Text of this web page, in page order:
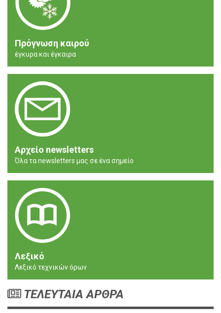
Πρόγνωση καιρού
έγκυρα και έγκαιρα
Αρχείο newsletters
Όλα τα newsletters μας σε ένα σημείο
Λεξικό
Λεξικό τεχνικών όρων
ΤΕΛΕΥΤΑΙΑ ΑΡΘΡΑ